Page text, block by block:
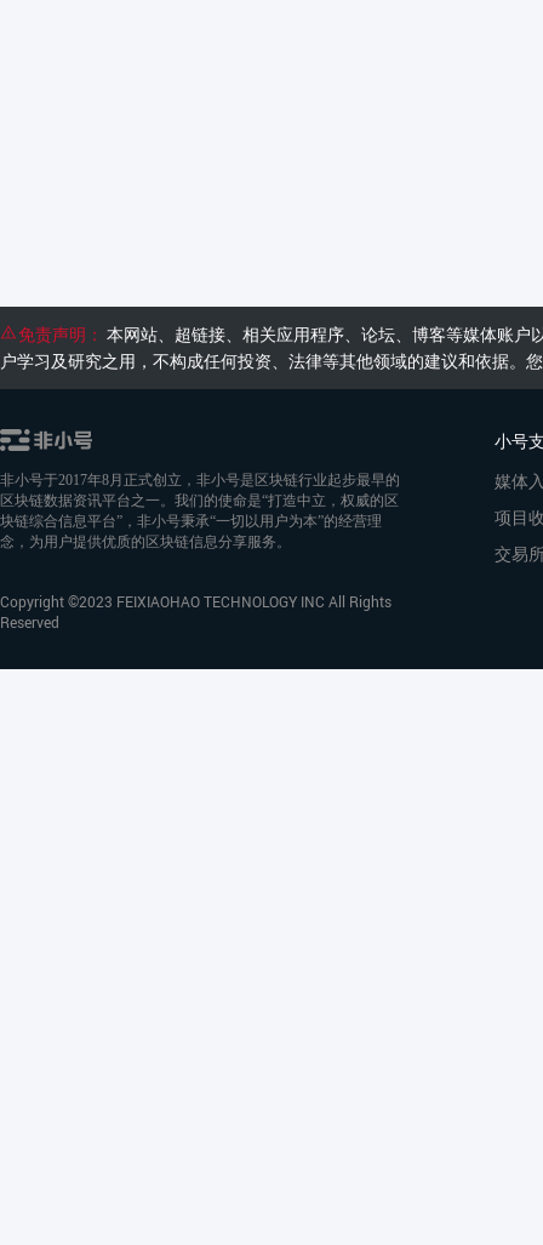
免责声明： 本网站、超链接、相关应用程序、论坛、博客等媒体账
户学习及研究之用，不构成任何投资、法律等其他领域的建议和依据
非小号于2017年8月正式创立，非小号是区块链行业起步最早的
区块链数据资讯平台之一。我们的使命是“打造中立，权威的区
块链综合信息平台”，非小号秉承“一切以用户为本”的经营理
念，为用户提供优质的区块链信息分享服务。
Copyright ©2023 FEIXIAOHAO TECHNOLOGY INC All Rights
Reserved
小号
媒体
项目
交易